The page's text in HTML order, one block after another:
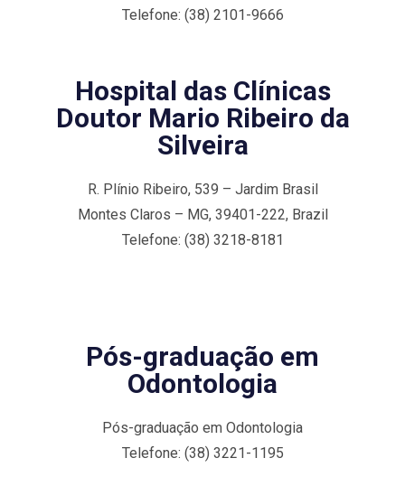
Telefone: (38) 2101-9666
Hospital das Clínicas
Doutor Mario Ribeiro da
Silveira
R. Plínio Ribeiro, 539 – Jardim Brasil
Montes Claros – MG, 39401-222, Brazil
Telefone: (38) 3218-8181
Pós-graduação em
Odontologia
Pós-graduação em Odontologia
Telefone: (38) 3221-1195